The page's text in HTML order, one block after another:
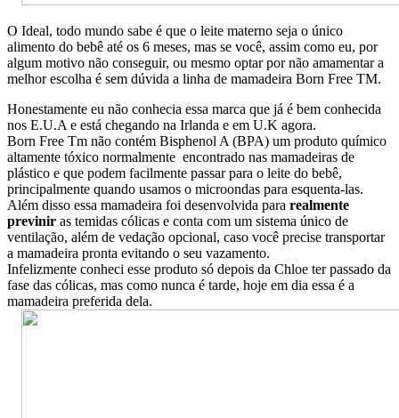
O Ideal, todo mundo sabe é que o leite materno seja o único
alimento do bebê até os 6 meses, mas se você, assim como eu, por
algum motivo não conseguir, ou mesmo optar por não amamentar a
melhor escolha é sem dúvida a linha de mamadeira Born Free TM.
Honestamente eu não conhecia essa marca que já é bem conhecida
nos E.U.A e está chegando na Irlanda e em U.K agora.
Born Free Tm não contém Bisphenol A (BPA) um produto químico
altamente tóxico normalmente encontrado nas mamadeiras de
plástico e que podem facilmente passar para o leite do bebê,
principalmente quando usamos o microondas para esquenta-las.
Além disso essa mamadeira foi desenvolvida para realmente
previnir as temidas cólicas e conta com um sistema único de
ventilação, além de vedação opcional, caso você precise transportar
a mamadeira pronta evitando o seu vazamento.
Infelizmente conheci esse produto só depois da Chloe ter passado da
fase das cólicas, mas como nunca é tarde, hoje em dia essa é a
mamadeira preferida dela.